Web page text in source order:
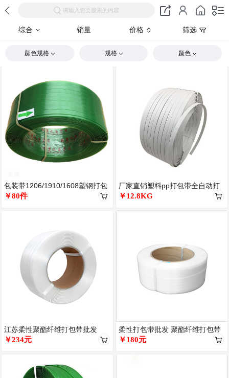
请输入您要搜索的内容
综合 销量 价格 筛选
颜色规格 规格 颜色
包装带1206/1910/1608塑钢打包
带 PET塑钢带塑
￥80件
江苏柔性聚酯纤维打包带批发
13mm16mm19mm25mm
￥234元
厂家直销塑料pp打包带全自动打
包机半自动机用全新料透明打包
￥12.8KG
柔性打包带批发 聚酯纤维打包带
物流高承重32mm柔性捆扎纤
￥180元